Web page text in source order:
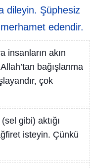
dileyin. Şüphesiz
edendir.
insanların akın
bağışlanma
çok
gibi) aktığı
isteyin. Çünkü